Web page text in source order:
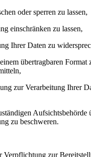
oder sperren zu lassen,
einschränken zu lassen,
Ihrer Daten zu
übertragbaren Format
zur Verarbeitung Ihrer
Aufsichtsbehörde
zu beschweren.
Verpflichtung zur